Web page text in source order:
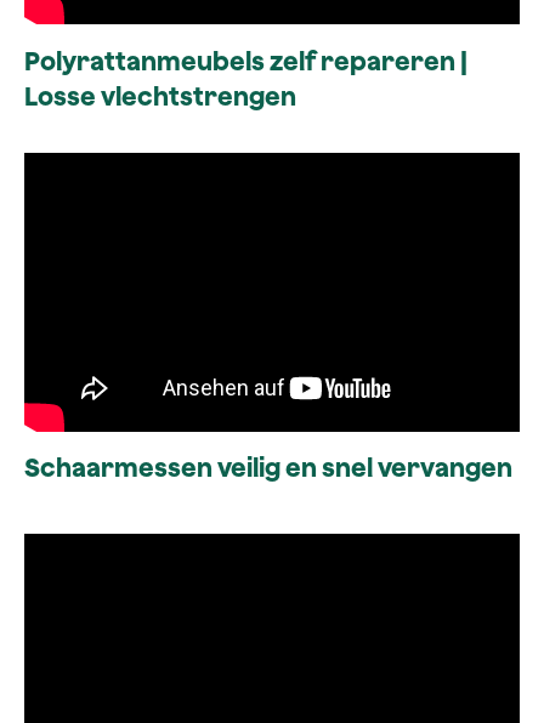
Polyrattanmeubels zelf repareren |
Losse vlechtstrengen
Schaarmessen veilig en snel vervangen